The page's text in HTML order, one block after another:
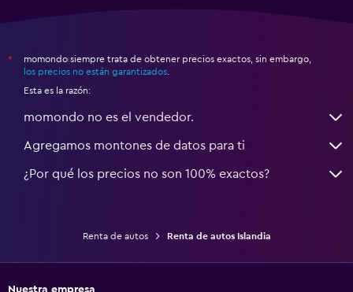
*
momondo siempre trata de obtener precios exactos, sin embargo,
los precios no están garantizados.
Esta es la razón:
momondo no es el vendedor.
Agregamos montones de datos para ti
¿Por qué los precios no son 100% exactos?
Renta de autos Renta de autos Islandia